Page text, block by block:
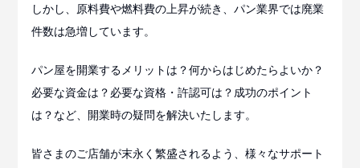
しかし、原料費や燃料費の上昇が続き、パン業界では廃業
件数は急増しています。
パン屋を開業するメリットは？何からはじめたらよいか？
必要な資金は？必要な資格・許認可は？成功のポイント
は？など、開業時の疑問を解決いたします。
皆さまのご店舗が末永く繁盛されるよう、様々なサポート